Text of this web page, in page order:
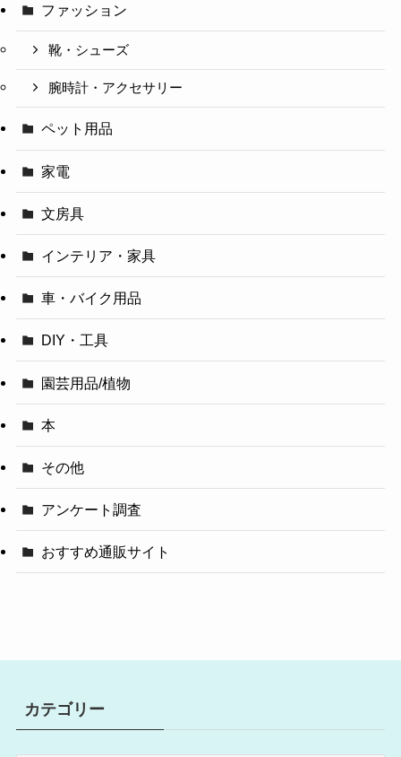
ファッション
靴・シューズ
腕時計・アクセサリー
ペット用品
家電
文房具
インテリア・家具
車・バイク用品
DIY・工具
園芸用品/植物
本
その他
アンケート調査
おすすめ通販サイト
カテゴリー